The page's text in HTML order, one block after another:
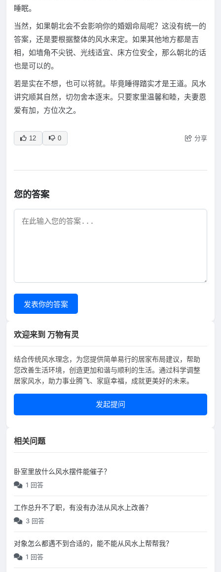
睡眠。
当然，如果朝北会不会影响你的婚姻命局呢？这没有统一的
答案，还是要根据整体的风水来定。如果其他地方都是吉
相，如墙角不尖锐、光线适宜、床方位安全，那么朝北的话
也是可以的。
若是实在不想，也可以将就。毕竟睡得踏实才是王道。风水
讲究顺其自然，切勿舍本逐末。只要家里温馨和睦，夫妻恩
爱有加，方位次之。
12 0 分享
您的答案
发表你的答案
欢迎来到 万物有灵
结合传统风水理念，为您提供简单易行的居家布局建议，帮助
您改善生活环境，创造更加和谐与顺利的生活。通过科学调整
居家风水，助力事业腾飞、家庭幸福，成就更美好的未来。
发起提问
相关问题
卧室里放什么风水摆件能催子？
1 回答
工作总升不了职，有没有办法从风水上改善？
3 回答
对象怎么都遇不到合适的，能不能从风水上帮帮我？
1 回答